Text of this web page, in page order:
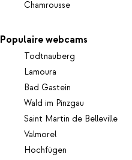
Chamrousse
Populaire webcams
Todtnauberg
Lamoura
Bad Gastein
Wald im Pinzgau
Saint Martin de Belleville
Valmorel
Hochfügen